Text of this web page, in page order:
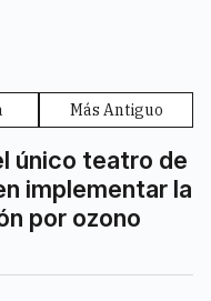
Más Antiguo
único teatro de
implementar la
por ozono